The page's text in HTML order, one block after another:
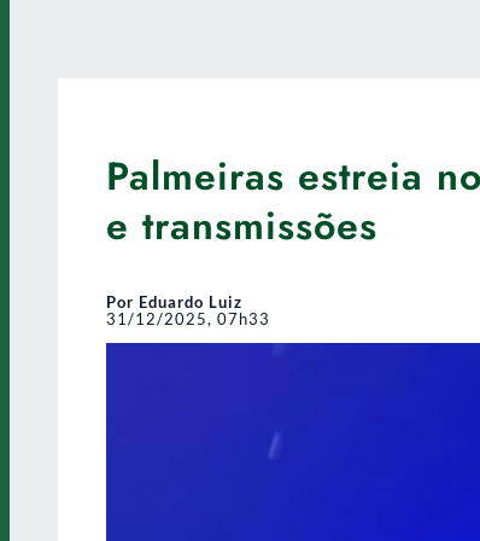
Palmeiras estreia
e transmissões
Por Eduardo Luiz
31/12/2025, 07h33